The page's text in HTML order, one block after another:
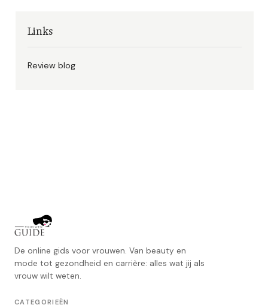
Links
Review blog
De online gids voor vrouwen. Van beauty en
mode tot gezondheid en carrière: alles wat jij als
vrouw wilt weten.
CATEGORIEËN